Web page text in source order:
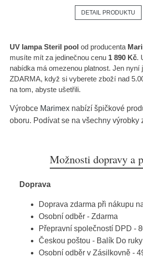
DETAIL PRODUKTU
UV lampa Steril pool od producenta
musíte mít za jedinečnou cenu 1 890 Kč.
nabídka má omezenou platnost. Jen nyní
ZDARMA, když si vyberete zboží nad
na tom, abyste ušetřili.
Výrobce Marimex nabízí špičkové
oboru. Podívat se na všechny výrobky
Možnosti dopravy a
Doprava
Doprava zdarma při nákupu
Osobní odběr - Zdarma
Přepravní společností DPD -
Českou poštou - Balík Do
Osobní odběr v Zásilkovně -